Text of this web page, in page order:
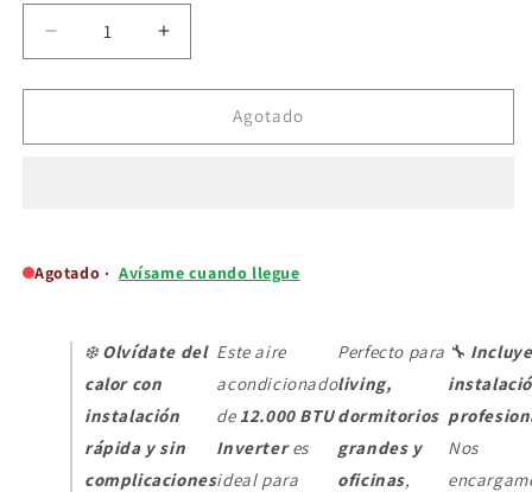
Reducir
cantidad
para
Acondicionado
Instalación
24-
hrs
Aumentar
cantidad
para
Acondicionado
Instalación
hrs
Agotado
Agotado · Avísame cuando llegue
❄️Olvídate del
calor con
instalación
rápida y sin
complicaciones
Este aire
acondicionado
de 12.000 BTU
Inverteres
ideal para
Perfecto para
living,
dormitorios
grandes y
oficinas,
🔧 Incluye
Nos